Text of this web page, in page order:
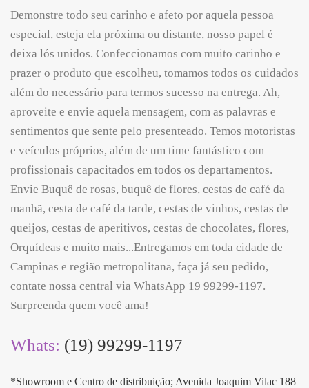
Demonstre todo seu carinho e afeto por aquela pessoa
especial, esteja ela próxima ou distante, nosso papel é
deixa lós unidos. Confeccionamos com muito carinho e
prazer o produto que escolheu, tomamos todos os cuidados
além do necessário para termos sucesso na entrega. Ah,
aproveite e envie aquela mensagem, com as palavras e
sentimentos que sente pelo presenteado. Temos motoristas
e veículos próprios, além de um time fantástico com
profissionais capacitados em todos os departamentos.
Envie Buquê de rosas, buquê de flores, cestas de café da
manhã, cesta de café da tarde, cestas de vinhos, cestas de
queijos, cestas de aperitivos, cestas de chocolates, flores,
Orquídeas e muito mais...Entregamos em toda cidade de
Campinas e região metropolitana, faça já seu pedido,
contate nossa central via WhatsApp 19 99299-1197.
Surpreenda quem você ama!
Whats: (19) 99299-1197
*Showroom e Centro de distribuição; Avenida Joaquim Vilac 188